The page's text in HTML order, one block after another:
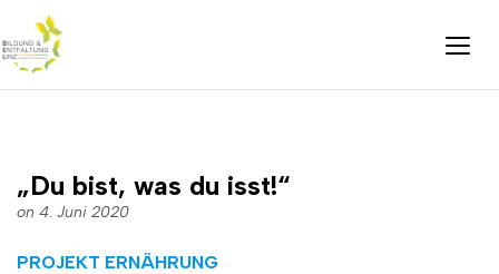
„Du bist, was du isst!“
on 4. Juni 2020
PROJEKT ERNÄHRUNG